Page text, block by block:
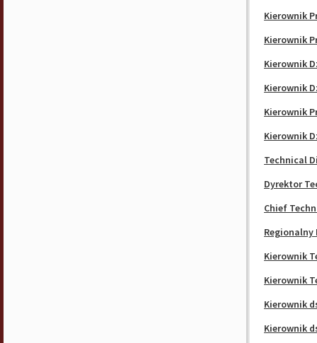
Kierownik
Kierownik
Kierownik
Kierownik
Kierownik
Kierownik
Technical
Dyrektor
Chief
Regionalny
Kierownik
Kierownik
Kierownik
Kierownik